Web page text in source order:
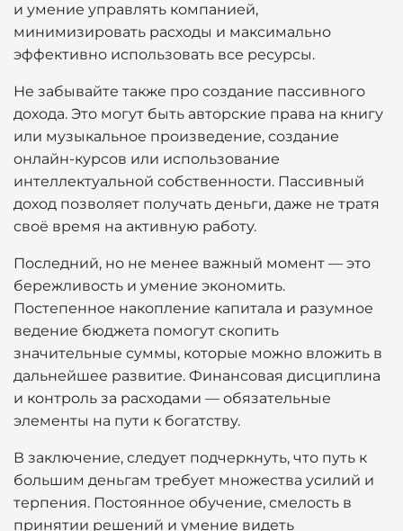
и умение управлять компанией,
минимизировать расходы и максимально
эффективно использовать все ресурсы.
Не забывайте также про создание пассивного
дохода. Это могут быть авторские права на книгу
или музыкальное произведение, создание
онлайн-курсов или использование
интеллектуальной собственности. Пассивный
доход позволяет получать деньги, даже не тратя
своё время на активную работу.
Последний, но не менее важный момент — это
бережливость и умение экономить.
Постепенное накопление капитала и разумное
ведение бюджета помогут скопить
значительные суммы, которые можно вложить в
дальнейшее развитие. Финансовая дисциплина
и контроль за расходами — обязательные
элементы на пути к богатству.
В заключение, следует подчеркнуть, что путь к
большим деньгам требует множества усилий и
терпения. Постоянное обучение, смелость в
принятии решений и умение видеть